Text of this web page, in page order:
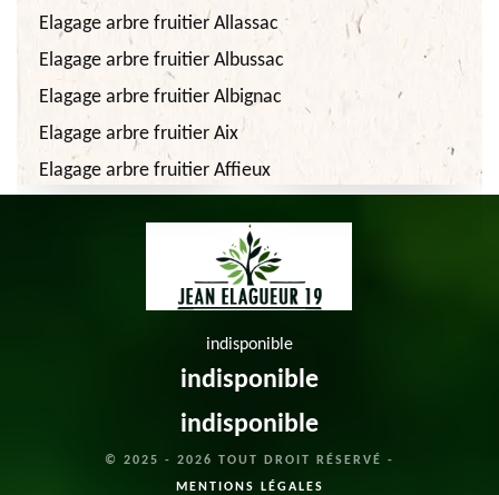
Elagage arbre fruitier Allassac
Elagage arbre fruitier Albussac
Elagage arbre fruitier Albignac
Elagage arbre fruitier Aix
Elagage arbre fruitier Affieux
indisponible
indisponible
indisponible
© 2025 - 2026 TOUT DROIT RÉSERVÉ -
MENTIONS LÉGALES